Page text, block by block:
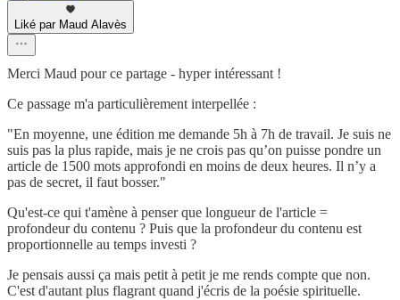
Liké par Maud Alavès
Merci Maud pour ce partage - hyper intéressant !
Ce passage m'a particulièrement interpellée :
"En moyenne, une édition me demande 5h à 7h de travail. Je suis ne
suis pas la plus rapide, mais je ne crois pas qu’on puisse pondre un
article de 1500 mots approfondi en moins de deux heures. Il n’y a
pas de secret, il faut bosser."
Qu'est-ce qui t'amène à penser que longueur de l'article =
profondeur du contenu ? Puis que la profondeur du contenu est
proportionnelle au temps investi ?
Je pensais aussi ça mais petit à petit je me rends compte que non.
C'est d'autant plus flagrant quand j'écris de la poésie spirituelle.